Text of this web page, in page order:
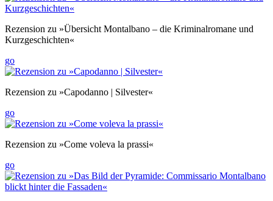
Rezension zu »Übersicht Montalbano – die Kriminalromane und
Kurzgeschichten«
go
Rezension zu »Capodanno | Silvester«
go
Rezension zu »Come voleva la prassi«
go